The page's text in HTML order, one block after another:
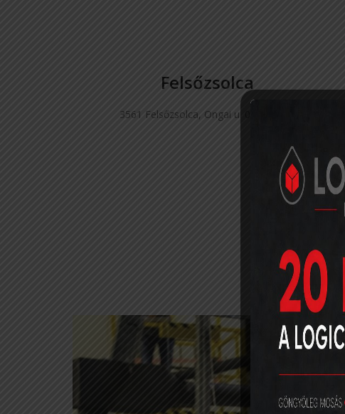
Felsőzsolca
3561 Felsőzsolca, Ongai u. 046/8 hrsz.​